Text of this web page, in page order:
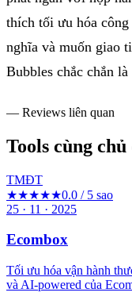
thích tối ưu hóa công
nghĩa và muốn giao
Bubbles chắc chắn là
— Reviews liên quan
Tools cùng chủ
TMĐT
★★★★★0.0 / 5 sao
25 · 11 · 2025
Ecombox
Tối ưu hóa vận hành
và AI-powered của